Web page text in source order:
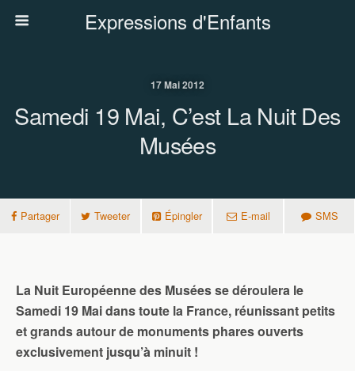
Expressions d'Enfants
17 Mai 2012
Samedi 19 Mai, C’est La Nuit Des
Musées
Partager Tweeter Épingler E-mail SMS
La Nuit Européenne des Musées se déroulera le
Samedi 19 Mai dans toute la France, réunissant petits
et grands autour de monuments phares ouverts
exclusivement jusqu’à minuit !